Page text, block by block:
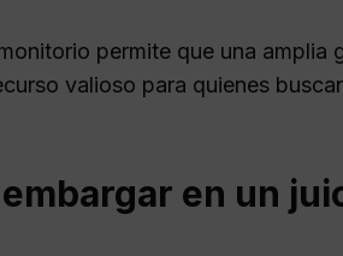
permite que una amplia
valioso para quienes
en un